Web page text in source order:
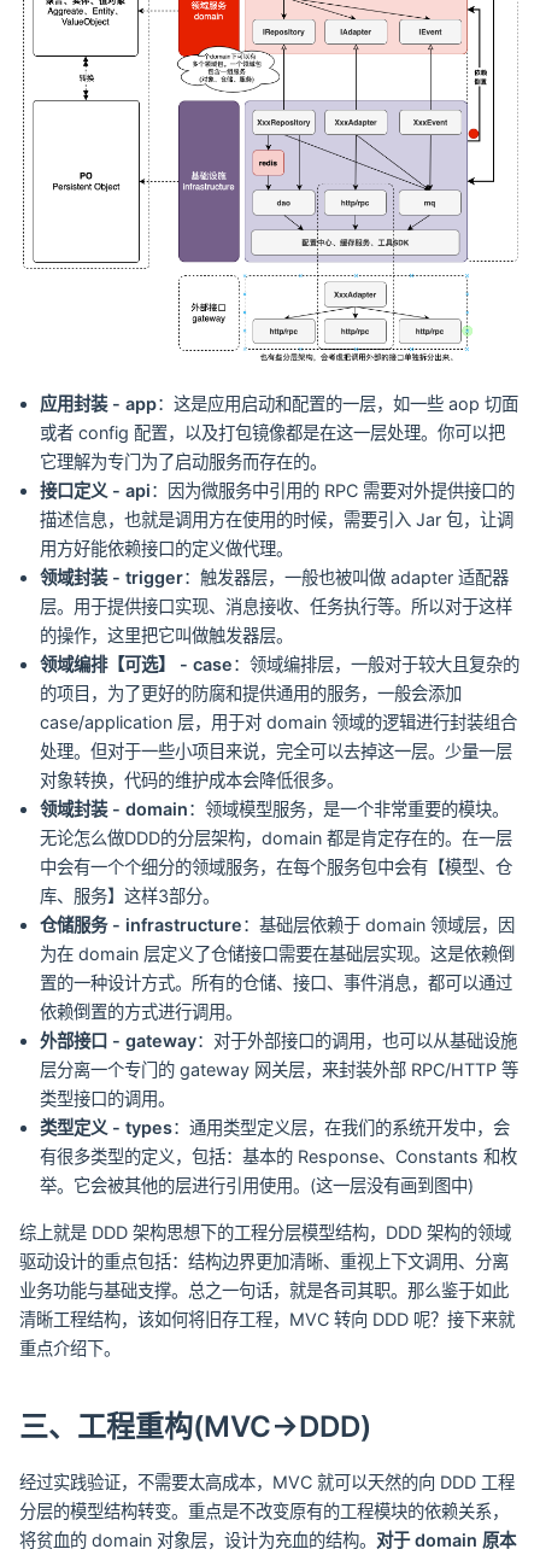
应用封装 - app：这是应用启动和配置的一层，如一些 aop 切面
或者 config 配置，以及打包镜像都是在这一层处理。你可以把
它理解为专门为了启动服务而存在的。
接口定义 - api：因为微服务中引用的 RPC 需要对外提供接口的
描述信息，也就是调用方在使用的时候，需要引入 Jar 包，让调
用方好能依赖接口的定义做代理。
领域封装 - trigger：触发器层，一般也被叫做 adapter 适配器
层。用于提供接口实现、消息接收、任务执行等。所以对于这样
的操作，这里把它叫做触发器层。
领域编排【可选】 - case：领域编排层，一般对于较大且复杂的
的项目，为了更好的防腐和提供通用的服务，一般会添加
case/application 层，用于对 domain 领域的逻辑进行封装组合
处理。但对于一些小项目来说，完全可以去掉这一层。少量一层
对象转换，代码的维护成本会降低很多。
领域封装 - domain：领域模型服务，是一个非常重要的模块。
无论怎么做DDD的分层架构，domain 都是肯定存在的。在一层
中会有一个个细分的领域服务，在每个服务包中会有【模型、仓
库、服务】这样3部分。
仓储服务 - infrastructure：基础层依赖于 domain 领域层，因
为在 domain 层定义了仓储接口需要在基础层实现。这是依赖倒
置的一种设计方式。所有的仓储、接口、事件消息，都可以通过
依赖倒置的方式进行调用。
外部接口 - gateway：对于外部接口的调用，也可以从基础设施
层分离一个专门的 gateway 网关层，来封装外部 RPC/HTTP 等
类型接口的调用。
类型定义 - types：通用类型定义层，在我们的系统开发中，会
有很多类型的定义，包括：基本的 Response、Constants 和枚
举。它会被其他的层进行引用使用。(这一层没有画到图中)
综上就是 DDD 架构思想下的工程分层模型结构，DDD 架构的领域
驱动设计的重点包括：结构边界更加清晰、重视上下文调用、分离
业务功能与基础支撑。总之一句话，就是各司其职。那么鉴于如此
清晰工程结构，该如何将旧存工程，MVC 转向 DDD 呢？接下来就
重点介绍下。
三、工程重构(MVC->DDD)
经过实践验证，不需要太高成本，MVC 就可以天然的向 DDD 工程
分层的模型结构转变。重点是不改变原有的工程模块的依赖关系，
将贫血的 domain 对象层，设计为充血的结构。 对于 domain 原本